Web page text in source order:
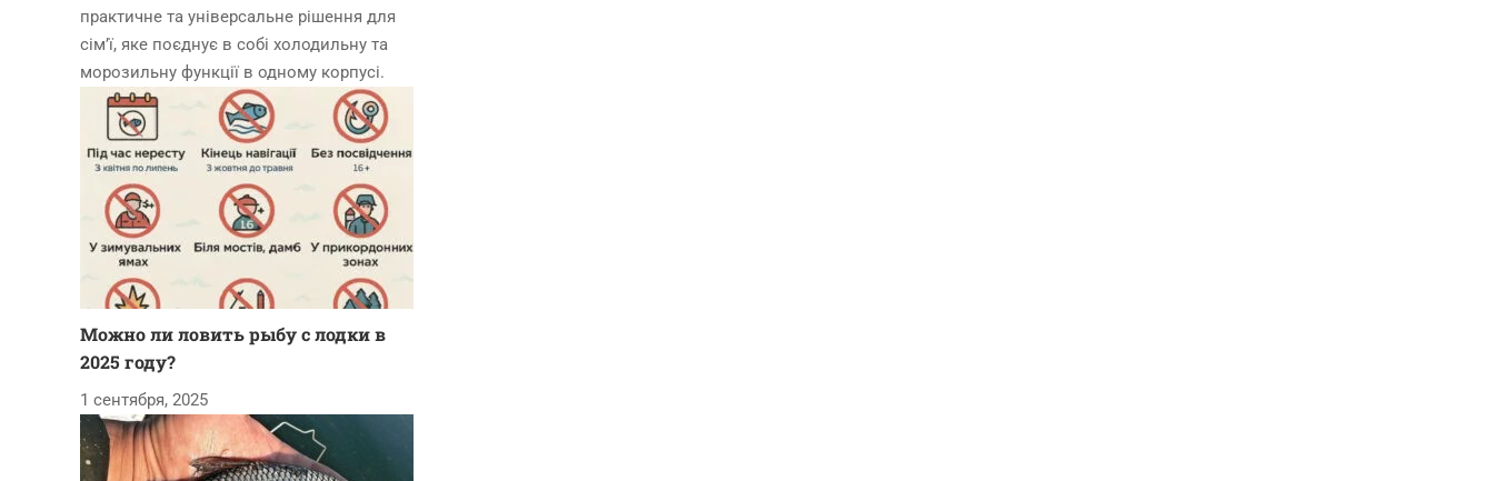
практичне та універсальне рішення для
сім’ї, яке поєднує в собі холодильну та
морозильну функції в одному корпусі.
Можно ли ловить рыбу с лодки в
2025 году?
1 сентября, 2025